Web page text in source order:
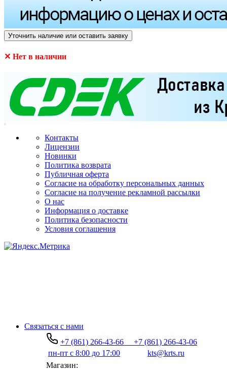
Уточнить наличие или оставить заявку
✕ Нет в наличии
Контакты
Лицензии
Новинки
Политика возврата
Публичная оферта
Согласие на обработку персональных данных
Согласие на получение рекламной рассылки
О нас
Информация о доставке
Политика безопасности
Условия соглашения
Связаться с нами
+7 (861) 266-43-66
+7 (861) 266-43-06
пн-пт с 8:00 до 17:00
kts@krts.ru
Магазин: